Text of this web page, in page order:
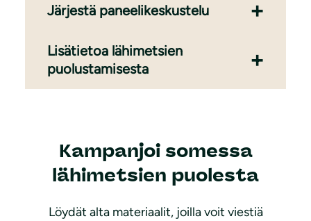
Järjestä paneelikeskustelu
Lisätietoa lähimetsien
puolustamisesta
Kampanjoi somessa
lähimetsien puolesta
Löydät alta materiaalit, joilla voit viestiä